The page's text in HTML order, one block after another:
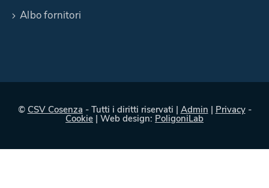
Albo fornitori
© CSV Cosenza - Tutti i diritti riservati | Admin | Privacy-
Cookie | Web design: PoligoniLab